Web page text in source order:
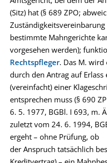
(Sitz) hat (§ 689 ZPO;
bestimmte Mahngerichte
vorgesehen werden);
Rechtspfleger. Das M. wird
durch den Antrag auf
(vereinfacht) einer
entsprechen muss (§ 690
6. 5. 1977, BGBl. I 693, m.
zuletzt vom 24. 6. 1994,
ergeht – ohne Prüfung, ob
der Anspruch tatsächlich